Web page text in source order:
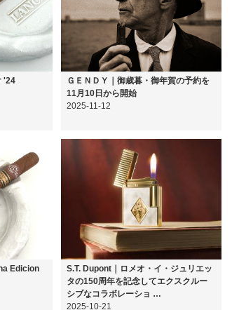
'24
ＧＥＮＤＹ｜御歳暮・御年賀の予約を
11月10日から開始
2025-11-12
Edicion
S.T. Dupont｜ロメオ・イ・ジュリエッ
タの150周年を記念してエクスクルー
シブなコラボレーショ …
2025-10-21